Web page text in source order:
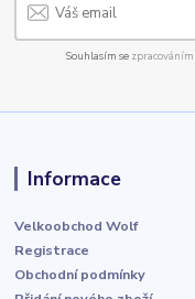
Souhlasím se
Informace
Velkoobchod Wolf
Registrace
Obchodní podmínky